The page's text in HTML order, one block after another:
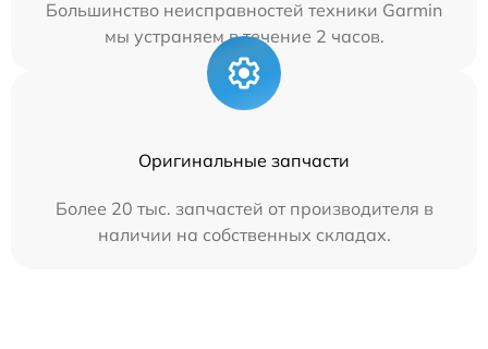
Большинство неисправностей техники Garmin
мы устраняем в течение 2 часов.
Оригинальные запчасти
Более 20 тыс. запчастей от производителя в
наличии на собственных складах.